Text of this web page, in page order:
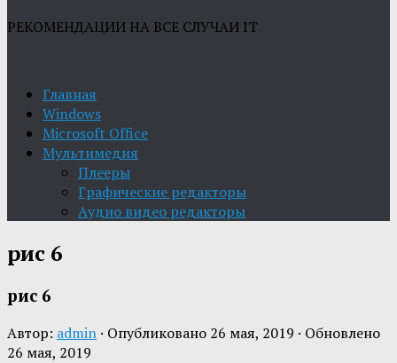
РЕКОМЕНДАЦИИ НА ВСЕ СЛУЧАИ IT
Главная
Windows
Microsoft Office
Мультимедия
Плееры
Графические редакторы
Aудио видео редакторы
рис 6
рис 6
Автор: admin · Опубликовано 26 мая, 2019 · Обновлено
26 мая, 2019